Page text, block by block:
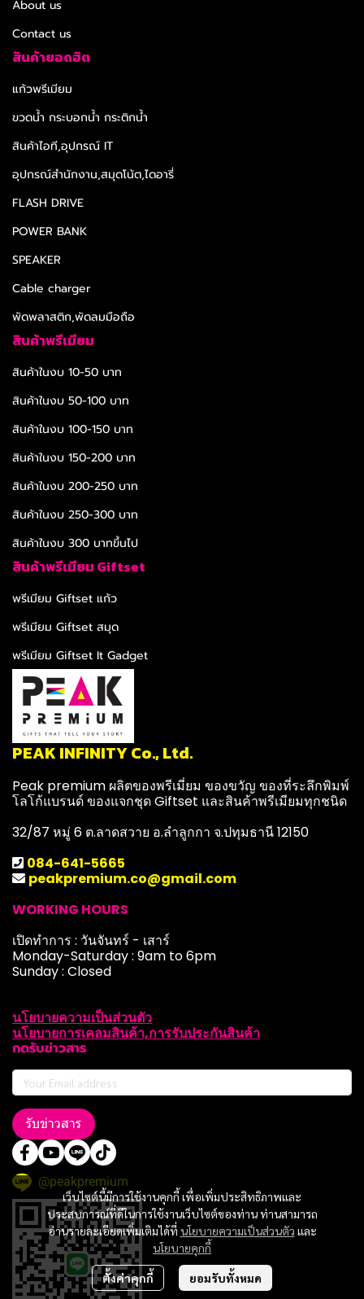
เว็บไซต์นี้มีการใช้งานคุกกี้ เพื่อเพิ่มประสิทธิภาพและ
ประสบการณ์ที่ดีในการใช้งานเว็บไซต์ของท่าน ท่านสามารถ
อ่านรายละเอียดเพิ่มเติมได้ที่ นโยบายความเป็นส่วนตัว และ
นโยบายคุกกี้
ตั้งค่าคุกกี้ ยอมรับทั้งหมด
About us
Contact us
สินค้ายอดฮิต
แก้วพรีเมียม
ขวดน้ำ กระบอกน้ำ กระติกน้ำ
สินค้าไอที,อุปกรณ์ IT
อุปกรณ์สำนักงาน,สมุดโน้ต,ไดอารี่
FLASH DRIVE
POWER BANK
SPEAKER
Cable charger
พัดพลาสติก,พัดลมมือถือ
สินค้าพรีเมียม
สินค้าในงบ 10-50 บาท
สินค้าในงบ 50-100 บาท
สินค้าในงบ 100-150 บาท
สินค้าในงบ 150-200 บาท
สินค้าในงบ 200-250 บาท
สินค้าในงบ 250-300 บาท
สินค้าในงบ 300 บาทขึ้นไป
สินค้าพรีเมียม Giftset
พรีเมียม Giftset แก้ว
พรีเมียม Giftset สมุด
พรีเมียม Giftset It Gadget
PEAK INFINITY Co., Ltd.
Peak premium ผลิตของพรีเมี่ยม ของขวัญ ของที่ระลึกพิมพ์
โลโก้แบรนด์ ของแจกชุด Giftset และสินค้าพรีเมียมทุกชนิด
32/87 หมู่ 6 ต.ลาดสวาย อ.ลำลูกกา จ.ปทุมธานี 12150
084-641-5665
peakpremium.co@gmail.com
WORKING HOURS
เปิดทำการ : วันจันทร์ - เสาร์
Monday-Saturday : 9am to 6pm
Sunday : Closed
นโยบายความเป็นส่วนตัว
นโยบายการเคลมสินค้า,การรับประกันสินค้า
กดรับข่าวสาร
รับข่าวสาร
@peakpremium